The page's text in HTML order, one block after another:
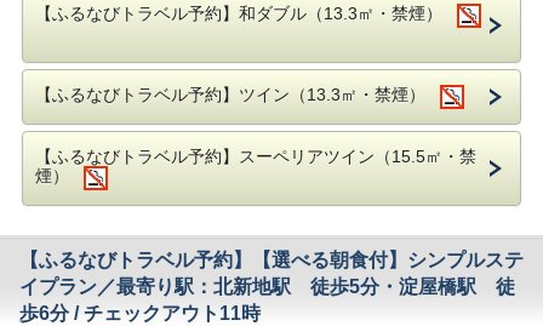
ベッド1台につき、未就学のお子様１名まで
無料で添い寝可能でございます。
※但し、お子様用のアメニティのご用意は
【ホテル情報】
■コンビニ徒歩1分、24時間スーパー徒歩2分
■寝具は全室「エアウィーヴ」を導入♪
【アクセス情報】
■JR東西線 北新地駅より徒歩5分
■大阪メトロ 淀屋橋駅より徒歩6分
■大阪メトロ 東梅田駅より徒歩10分
■JR大阪駅・阪神、阪急大阪梅田駅より徒歩13分
【ふるなびトラベル予約】和ダブル（13.3㎡・禁煙）
【ふるなびトラベル予約】ツイン（13.3㎡・禁煙）
【ふるなびトラベル予約】スーペリアツイン（15.5㎡・禁
煙）
【ふるなびトラベル予約】【選べる朝食付】シンプルステ
イプラン／最寄り駅：北新地駅 徒歩5分・淀屋橋駅 徒
歩6分 / チェックアウト11時